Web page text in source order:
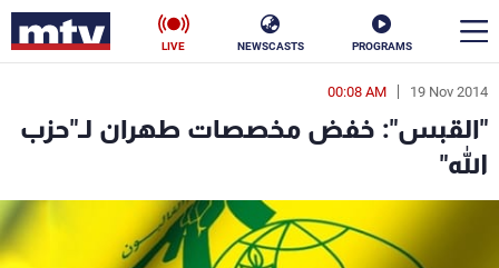
PROGRAMS
NEWSCASTS
LIVE
19 Nov 2014
00:08 AM
"القبس": خفض مخصصات طهران لـ"حزب
الله"
en
الأخبار
سياسة ناس
فن